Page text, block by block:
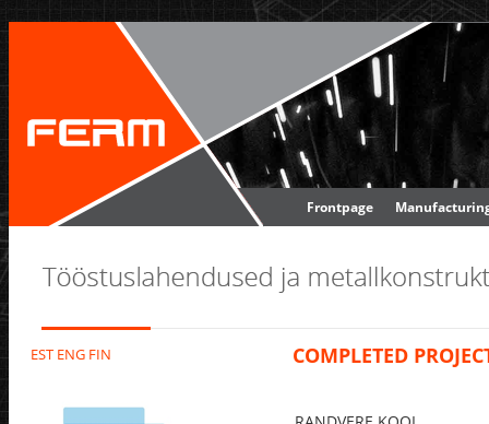
Frontpage
EST ENG FIN COMPLETED